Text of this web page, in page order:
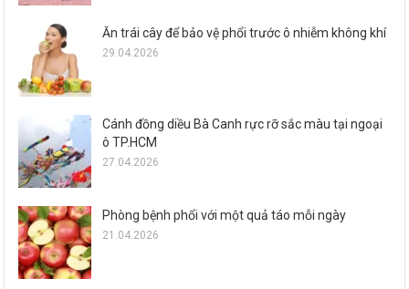
Ăn trái cây để bảo vệ phổi trước ô nhiễm không khí
29.04.2026
Cánh đồng diều Bà Canh rực rỡ sắc màu tại ngoại
ô TP.HCM
27.04.2026
Phòng bệnh phổi với một quả táo mỗi ngày
21.04.2026